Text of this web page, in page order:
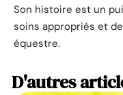
Son histoire est un
soins appropriés et
équestre.
D'autres